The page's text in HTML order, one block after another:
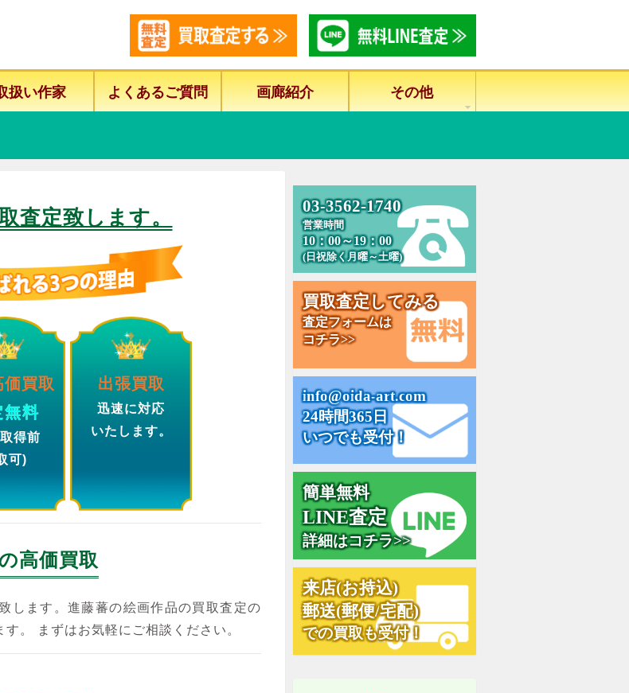
扱い作家 よくあるご質問 画廊紹介 その他
査定致します。
価買取
無料
得前
可)
出張買取
迅速に対応
いたします。
高価買取
します。進藤蕃の絵画作品の買取査定の
。 まずはお気軽にご相談ください。
03-3562-1740
営業時間
10：00～19：00
(日祝除く月曜～土曜)
買取査定してみる
査定フォームは
コチラ>>
info@oida-art.com
24時間365日
いつでも受付！
簡単無料
LINE査定
詳細はコチラ>>
来店(お持込)
郵送(郵便/宅配)
での買取も受付！